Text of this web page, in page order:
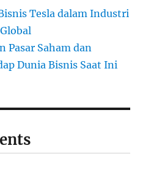
Tesla dalam Industri
Pasar Saham dan
Dunia Bisnis Saat Ini